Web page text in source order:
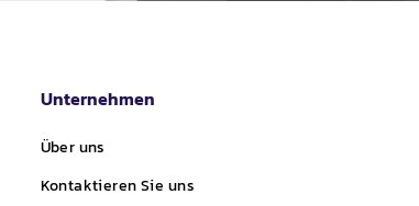
Unternehmen
Über uns
Kontaktieren Sie uns